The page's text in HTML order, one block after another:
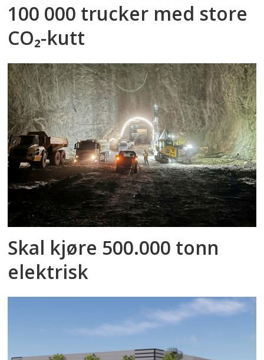
100 000 trucker med store
CO₂-kutt
Skal kjøre 500.000 tonn
elektrisk